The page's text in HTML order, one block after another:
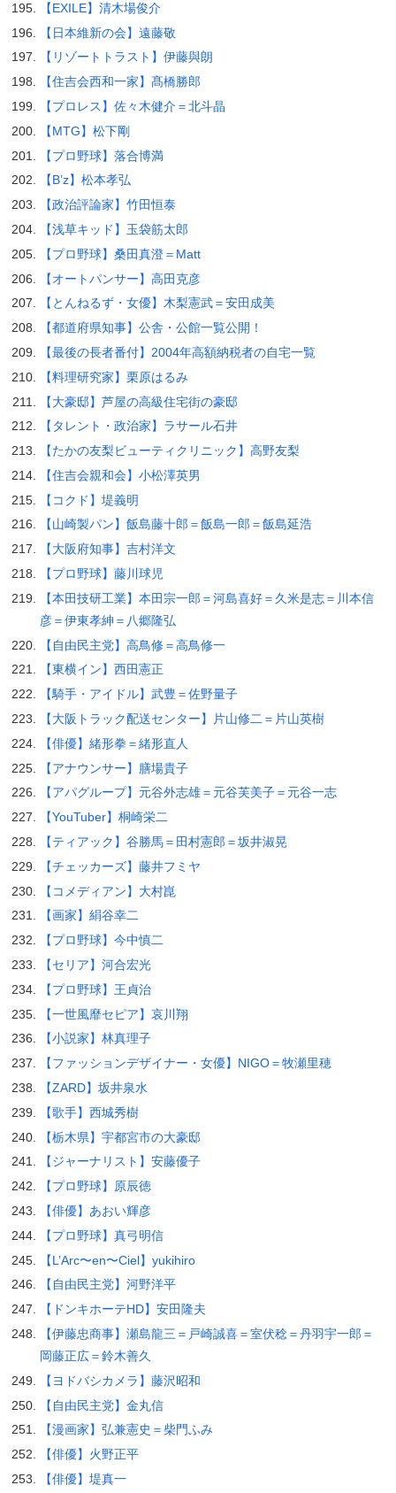
【EXILE】清木場俊介
【日本維新の会】遠藤敬
【リゾートトラスト】伊藤與朗
【住吉会西和一家】髙橋勝郎
【プロレス】佐々木健介＝北斗晶
【MTG】松下剛
【プロ野球】落合博満
【B’z】松本孝弘
【政治評論家】竹田恒泰
【浅草キッド】玉袋筋太郎
【プロ野球】桑田真澄＝Matt
【オートパンサー】高田克彦
【とんねるず・女優】木梨憲武＝安田成美
【都道府県知事】公舎・公館一覧公開！
【最後の長者番付】2004年高額納税者の自宅一覧
【料理研究家】栗原はるみ
【大豪邸】芦屋の高級住宅街の豪邸
【タレント・政治家】ラサール石井
【たかの友梨ビューティクリニック】高野友梨
【住吉会親和会】小松澤英男
【コクド】堤義明
【山崎製パン】飯島藤十郎＝飯島一郎＝飯島延浩
【大阪府知事】吉村洋文
【プロ野球】藤川球児
【本田技研工業】本田宗一郎＝河島喜好＝久米是志＝川本信
彦＝伊東孝紳＝八郷隆弘
【自由民主党】高鳥修＝高鳥修一
【東横イン】西田憲正
【騎手・アイドル】武豊＝佐野量子
【大阪トラック配送センター】片山修二＝片山英樹
【俳優】緒形拳＝緒形直人
【アナウンサー】膳場貴子
【アパグループ】元谷外志雄＝元谷芙美子＝元谷一志
【YouTuber】桐崎栄二
【ティアック】谷勝馬＝田村憲郎＝坂井淑晃
【チェッカーズ】藤井フミヤ
【コメディアン】大村崑
【画家】絹谷幸二
【プロ野球】今中慎二
【セリア】河合宏光
【プロ野球】王貞治
【一世風靡セピア】哀川翔
【小説家】林真理子
【ファッションデザイナー・女優】NIGO＝牧瀬里穂
【ZARD】坂井泉水
【歌手】西城秀樹
【栃木県】宇都宮市の大豪邸
【ジャーナリスト】安藤優子
【プロ野球】原辰徳
【俳優】あおい輝彦
【プロ野球】真弓明信
【L’Arc〜en〜Ciel】yukihiro
【自由民主党】河野洋平
【ドンキホーテHD】安田隆夫
【伊藤忠商事】瀬島龍三＝戸崎誠喜＝室伏稔＝丹羽宇一郎＝
岡藤正広＝鈴木善久
【ヨドバシカメラ】藤沢昭和
【自由民主党】金丸信
【漫画家】弘兼憲史＝柴門ふみ
【俳優】火野正平
【俳優】堤真一